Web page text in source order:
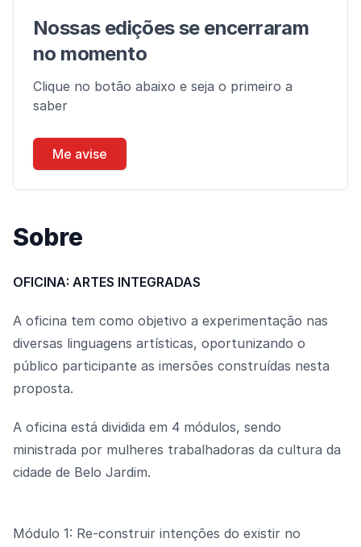
Nossas edições se encerraram
no momento
Clique no botão abaixo e seja o primeiro a
saber
Me avise
Sobre
OFICINA: ARTES INTEGRADAS
A oficina tem como objetivo a experimentação nas
diversas linguagens artísticas, oportunizando o
público participante as imersões construídas nesta
proposta.
A oficina está dividida em 4 módulos, sendo
ministrada por mulheres trabalhadoras da cultura da
cidade de Belo Jardim.
Módulo 1: Re-construir intenções do existir no